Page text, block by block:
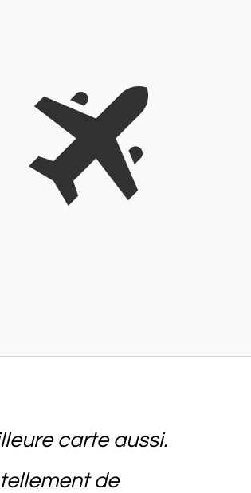
carte aussi.
de